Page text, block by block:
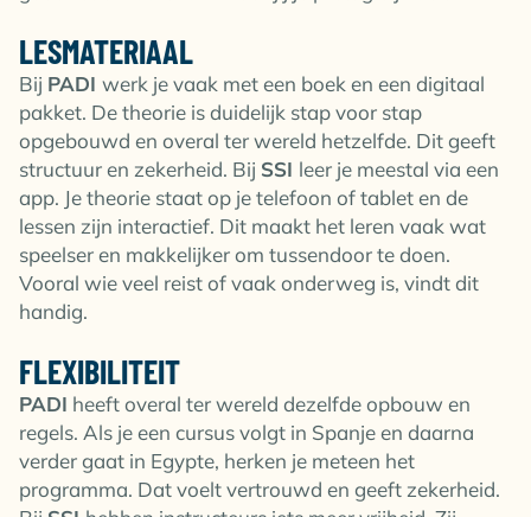
LESMATERIAAL
Bij PADI werk je vaak met een boek en een digitaal
pakket. De theorie is duidelijk stap voor stap
opgebouwd en overal ter wereld hetzelfde. Dit geeft
structuur en zekerheid. Bij SSI leer je meestal via een
app. Je theorie staat op je telefoon of tablet en de
lessen zijn interactief. Dit maakt het leren vaak wat
speelser en makkelijker om tussendoor te doen.
Vooral wie veel reist of vaak onderweg is, vindt dit
handig.
FLEXIBILITEIT
PADI heeft overal ter wereld dezelfde opbouw en
regels. Als je een cursus volgt in Spanje en daarna
verder gaat in Egypte, herken je meteen het
programma. Dat voelt vertrouwd en geeft zekerheid.